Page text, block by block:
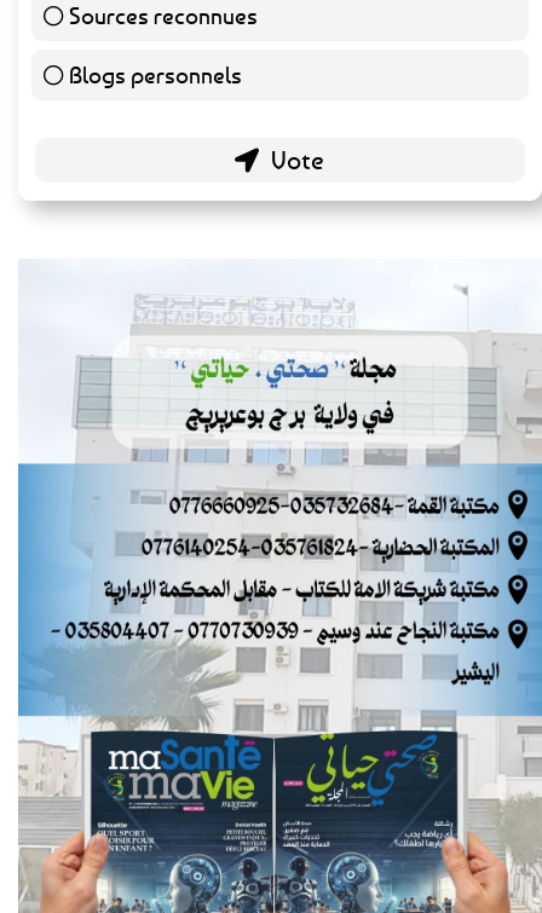
Sources reconnues
Blogs personnels